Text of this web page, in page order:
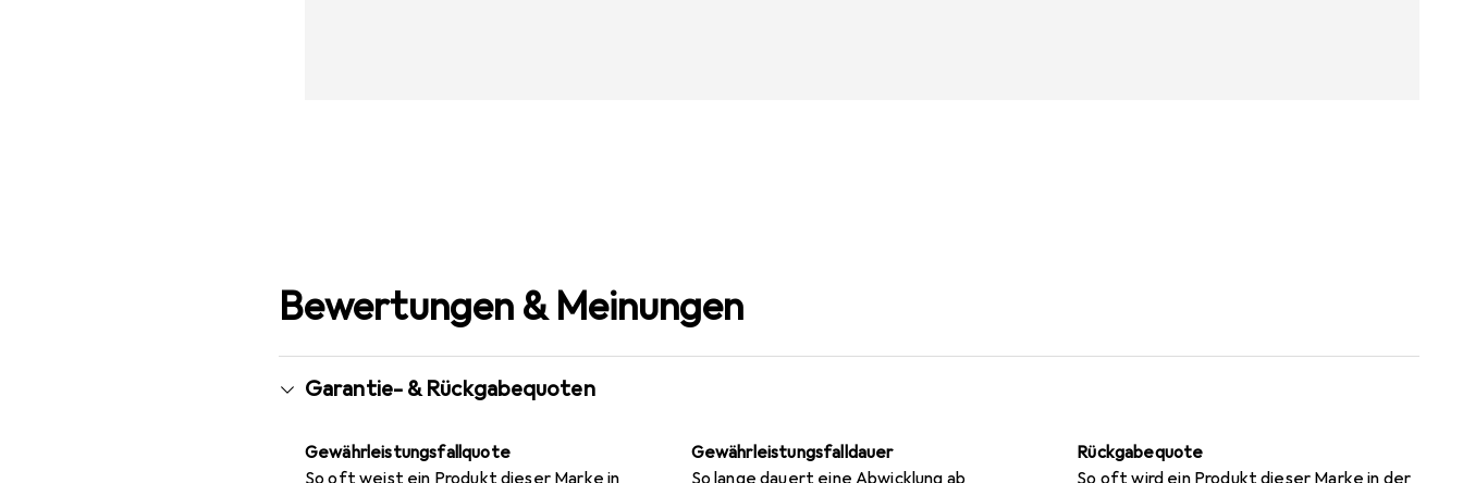
Bewertungen & Meinungen
Garantie- & Rückgabequoten
Gewährleistungsfallquote
So oft weist ein Produkt dieser Marke in
Gewährleistungsfalldauer
So lange dauert eine Abwicklung ab
Rückgabequote
So oft wird ein Produkt dieser Marke in der